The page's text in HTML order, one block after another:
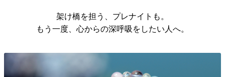
架け橋を担う、プレナイトも。
もう一度、心からの深呼吸をしたい人へ。